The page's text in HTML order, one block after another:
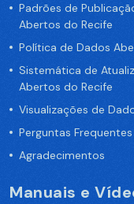
Padrões de
Abertos do Recife
Política de Dados
Sistemática de
Abertos do Recife
Visualizações de
Perguntas Frequentes
Agradecimentos
Manuais e